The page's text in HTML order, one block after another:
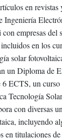
en
Ingeniería
empresas
en los
solar
un Diploma
ECTS, un
Tecnología
con diversas
incluyendo
en titulaciones